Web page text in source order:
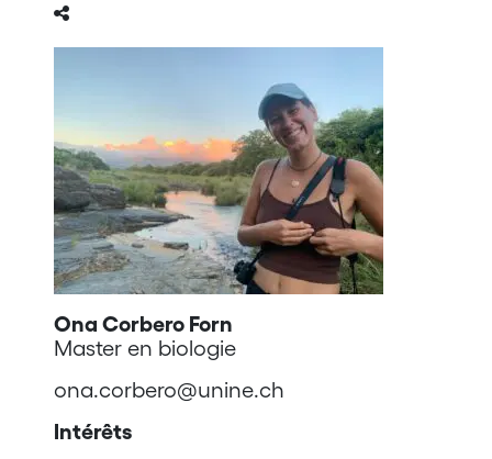
Ona Corbero Forn
Master en biologie
ona.corbero@unine.ch
Intérêts